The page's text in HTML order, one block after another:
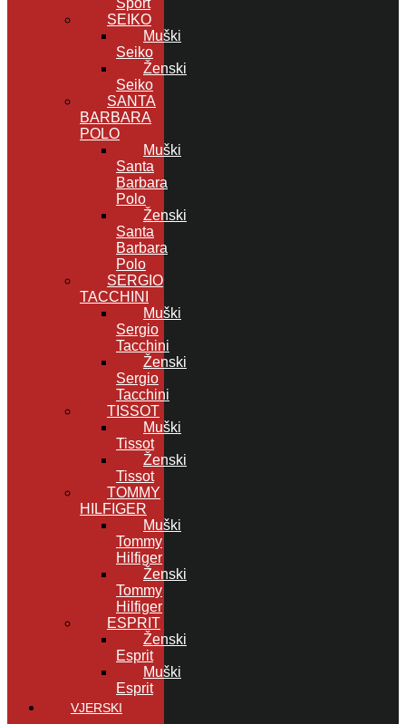
SEIKO
Muški
Seiko
Ženski
Seiko
SANTA
BARBARA
POLO
Muški
Santa
Barbara
Polo
Ženski
Santa
Barbara
Polo
SERGIO
TACCHINI
Muški
Sergio
Tacchini
Ženski
Sergio
Tacchini
TISSOT
Muški
Tissot
Ženski
Tissot
TOMMY
HILFIGER
Muški
Tommy
Hilfiger
Ženski
Tommy
Hilfiger
ESPRIT
Ženski
Esprit
Muški
Esprit
VJERSKI